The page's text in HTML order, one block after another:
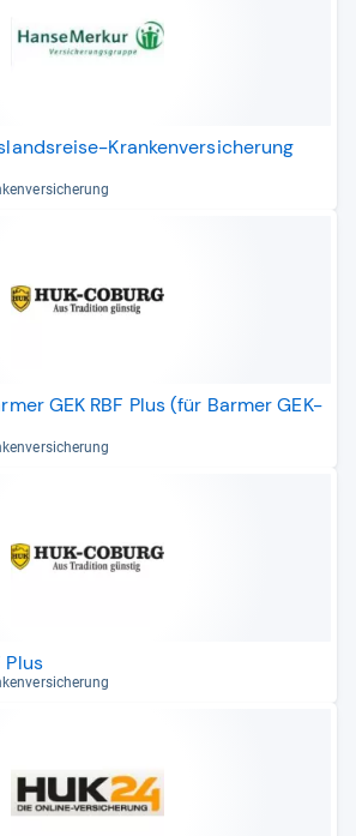
Krankenversicherung
GEK RBF Plus (für Barmer GEK-
Plus